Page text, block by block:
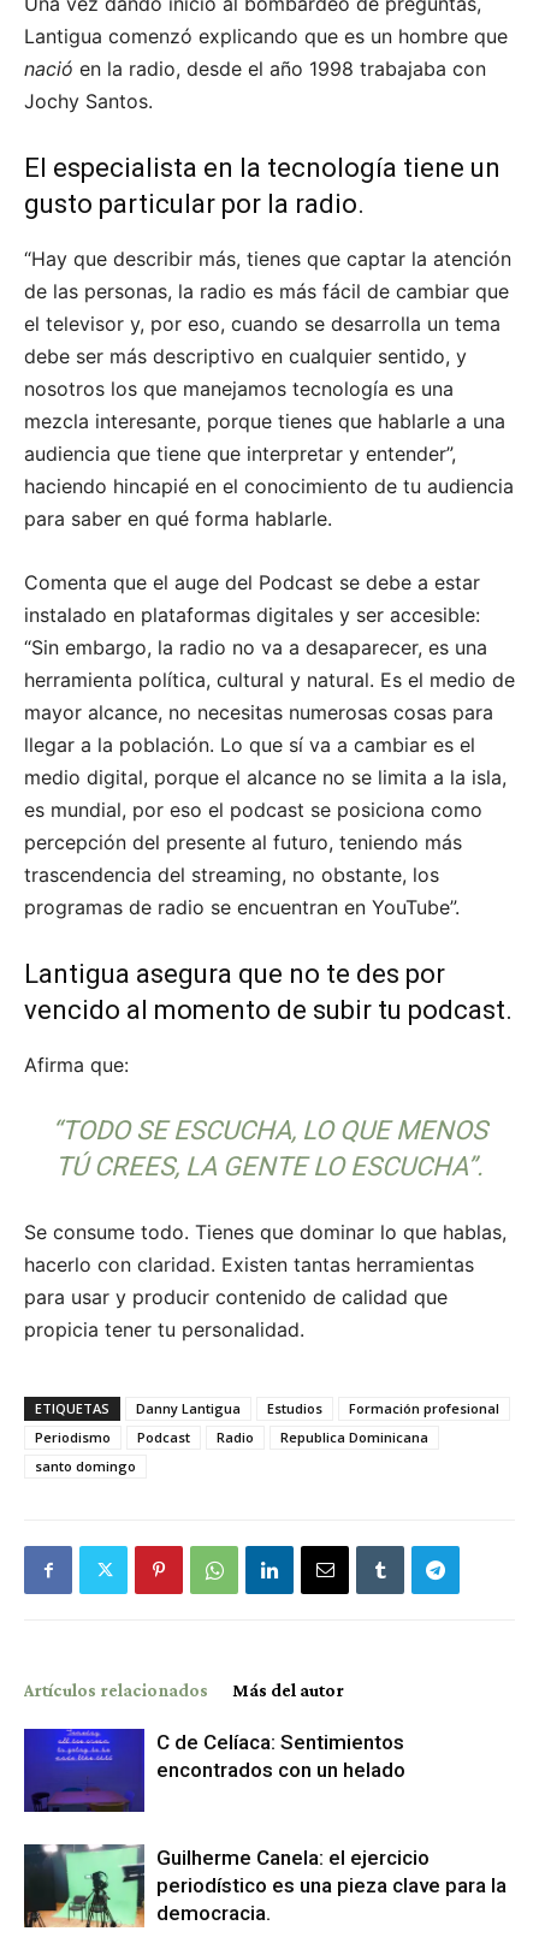
Lantigua comenzó explicando que es un hombre que
nació en la radio, desde el año 1998 trabajaba con
Jochy Santos.
El especialista en la tecnología tiene un
gusto particular por la radio.
“Hay que describir más, tienes que captar la atención
de las personas, la radio es más fácil de cambiar que
el televisor y, por eso, cuando se desarrolla un tema
debe ser más descriptivo en cualquier sentido, y
nosotros los que manejamos tecnología es una
mezcla interesante, porque tienes que hablarle a una
audiencia que tiene que interpretar y entender”,
haciendo hincapié en el conocimiento de tu audiencia
para saber en qué forma hablarle.
Comenta que el auge del Podcast se debe a estar
instalado en plataformas digitales y ser accesible:
“Sin embargo, la radio no va a desaparecer, es una
herramienta política, cultural y natural. Es el medio de
mayor alcance, no necesitas numerosas cosas para
llegar a la población. Lo que sí va a cambiar es el
medio digital, porque el alcance no se limita a la isla,
es mundial, por eso el podcast se posiciona como
percepción del presente al futuro, teniendo más
trascendencia del streaming, no obstante, los
programas de radio se encuentran en YouTube”.
Lantigua asegura que no te des por
vencido al momento de subir tu podcast.
Afirma que:
“TODO SE ESCUCHA, LO QUE MENOS
TÚ CREES, LA GENTE LO ESCUCHA”.
Se consume todo. Tienes que dominar lo que hablas,
hacerlo con claridad. Existen tantas herramientas
para usar y producir contenido de calidad que
propicia tener tu personalidad.
ETIQUETAS Danny Lantigua Estudios
Formación profesional
Periodismo
Podcast Radio
Republica Dominicana
santo domingo
Artículos relacionados Más del autor
C de Celíaca: Sentimientos
encontrados con un helado
Guilherme Canela: el ejercicio
periodístico es una pieza clave para la
democracia.